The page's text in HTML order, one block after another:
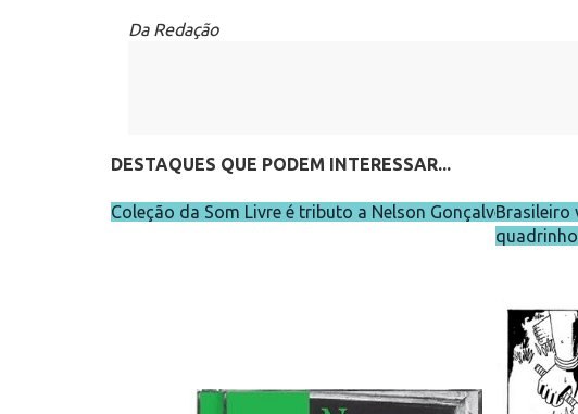
Da Redação
DESTAQUES QUE PODEM INTERESSAR...
Coleção da Som Livre é tributo a Nelson GonçalvesBrasileiro